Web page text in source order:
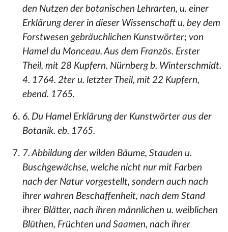
den Nutzen der botanischen Lehrarten, u. einer
Erklärung derer in dieser Wissenschaft u. bey dem
Forstwesen gebräuchlichen Kunstwörter; von
Hamel du Monceau. Aus dem Französ. Erster
Theil, mit 28 Kupfern. Nürnberg b. Winterschmidt.
4. 1764. 2ter u. letzter Theil, mit 22 Kupfern,
ebend. 1765.
6. Du Hamel Erklärung der Kunstwörter aus der
Botanik. eb. 1765.
7. Abbildung der wilden Bäume, Stauden u.
Buschgewächse, welche nicht nur mit Farben
nach der Natur vorgestellt, sondern auch nach
ihrer wahren Beschaffenheit, nach dem Stand
ihrer Blätter, nach ihren männlichen u. weiblichen
Blüthen, Früchten und Saamen, nach ihrer